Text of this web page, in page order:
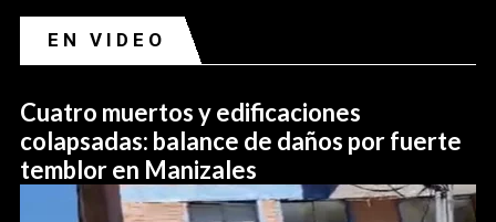
EN VIDEO
Cuatro muertos y edificaciones
colapsadas: balance de daños por fuerte
temblor en Manizales